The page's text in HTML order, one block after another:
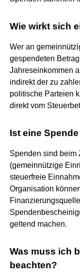
Wie wirkt sich
Wer an
gespendeten
Jahreseinkommen
indirekt der zu
politische Parteien
direkt vom
Ist eine
Spenden sind beim
(gemeinnützige
steuerfreie
Organisation
geltend machen.
Was muss ich
beachten?